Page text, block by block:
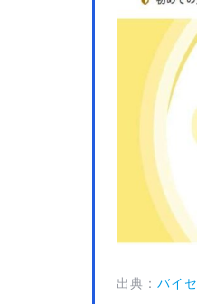
出典： バイ